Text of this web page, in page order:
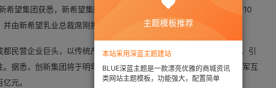
希望集团获悉，新希望集团董事会已确定新成立创新集团，先期投资10
并由新希望乳业总裁席刚担任创新集团CEO。
民营企业巨头，以传统产业为主体的新希望集团向移动互联网转型，引
。据悉，创新集团将于明年初正式亮相，而未来3－5年新希望集团进军互
元。
主题模板推荐
本站采用深蓝主题建站
BLUE深蓝主题是一款漂亮优雅的商城资讯
类网站主题模板，功能强大，配置简单